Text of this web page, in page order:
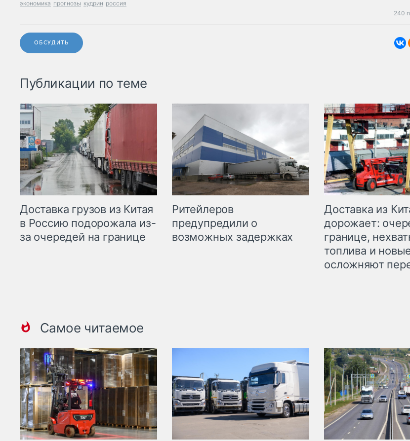
экономика прогнозы кудрин россия
240
ОБСУДИТЬ
Публикации по теме
Доставка грузов из Китая
в Россию подорожала из-
за очередей на границе
Ритейлеров
предупредили о
возможных задержках
Доставка из
дорожает:
границе,
топлива и
осложняют
Самое читаемое